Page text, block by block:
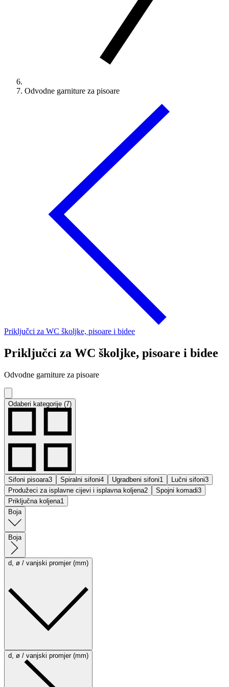
Odvodne garniture za pisoare
Priključci za WC školjke, pisoare i bidee
Priključci za WC školjke, pisoare i bidee
Odvodne garniture za pisoare
Odaberi kategorije (7)
Sifoni pisoara3 Spiralni sifoni4 Ugradbeni sifoni1 Lučni sifoni3
Produžeci za isplavne cijevi i isplavna koljena2 Spojni komadi3
Priključna koljena1
Boja
Boja
d, ø / vanjski promjer (mm)
d, ø / vanjski promjer (mm)